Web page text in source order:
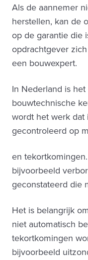
Als de aannemer
herstellen, kan de
op de garantie die
opdrachtgever
een bouwexpert.
In Nederland is
bouwtechnische
wordt het werk dat
gecontroleerd op
en
bijvoorbeeld
geconstateerd die
Het is belangrijk
niet automatisch
tekortkomingen
bijvoorbeeld